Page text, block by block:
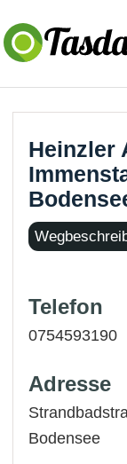
Heinzler
Telefon
0754593190
Adresse
Bodensee